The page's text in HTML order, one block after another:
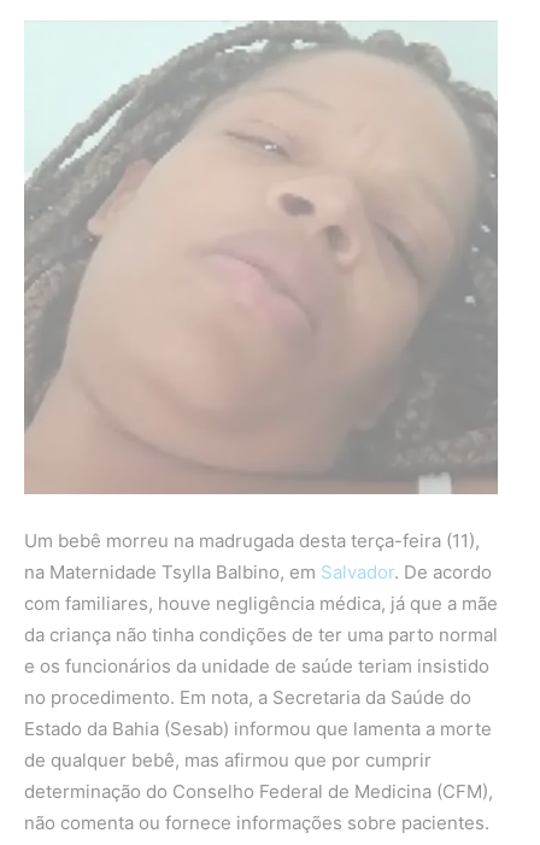
Um bebê morreu na madrugada desta terça-feira (11),
na Maternidade Tsylla Balbino, em Salvador. De acordo
com familiares, houve negligência médica, já que a mãe
da criança não tinha condições de ter uma parto normal
e os funcionários da unidade de saúde teriam insistido
no procedimento. Em nota, a Secretaria da Saúde do
Estado da Bahia (Sesab) informou que lamenta a morte
de qualquer bebê, mas afirmou que por cumprir
determinação do Conselho Federal de Medicina (CFM),
não comenta ou fornece informações sobre pacientes.